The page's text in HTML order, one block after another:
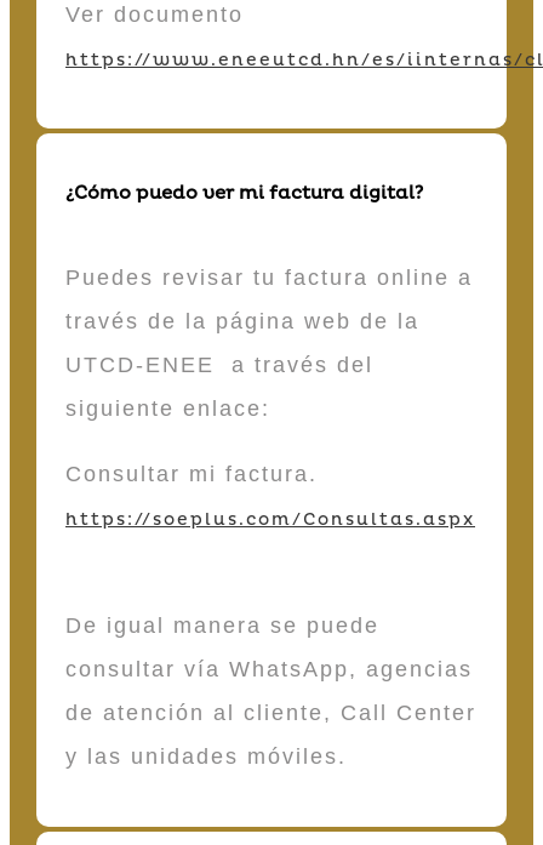
Ver documento
https://www.eneeutcd.hn/es/iinternas/
¿Cómo puedo ver mi factura digital?
Puedes revisar tu factura online a
través de la página web de la
UTCD-ENEE a través del
siguiente enlace:
Consultar mi factura.
https://soeplus.com/Consultas.aspx
De igual manera se puede
consultar vía WhatsApp, agencias
de atención al cliente, Call Center
y las unidades móviles.